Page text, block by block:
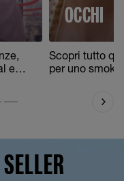
e
OCCHI
Scopri tutto
per uno